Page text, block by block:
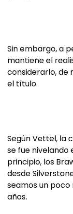
Sin embargo, a
mantiene el
considerarlo, de
el título.
Según Vettel, la
se fue nivelando
principio, los
desde
seamos un poco
años.